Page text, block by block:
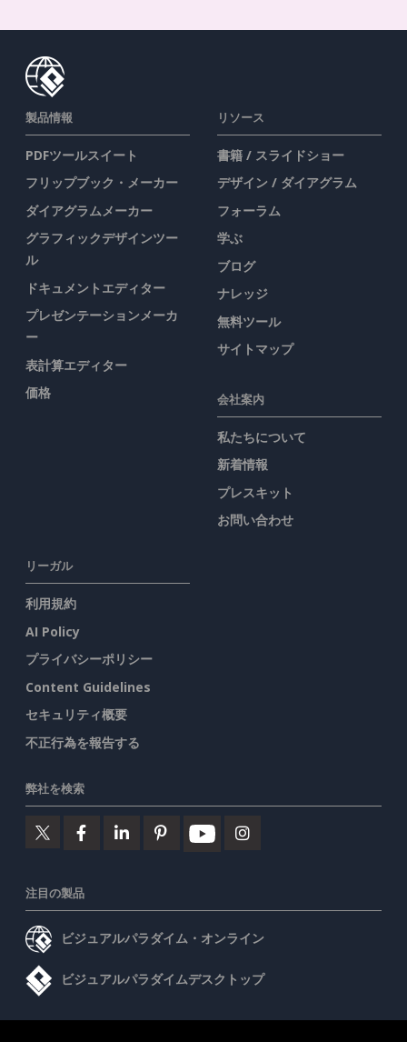
製品情報
PDFツールスイート
フリップブック・メーカー
ダイアグラムメーカー
グラフィックデザインツー
ル
ドキュメントエディター
プレゼンテーションメーカ
ー
表計算エディター
価格
リソース
書籍 / スライドショー
デザイン / ダイアグラム
フォーラム
学ぶ
ブログ
ナレッジ
無料ツール
サイトマップ
会社案内
私たちについて
新着情報
プレスキット
お問い合わせ
リーガル
利用規約
AI Policy
プライバシーポリシー
Content Guidelines
セキュリティ概要
不正行為を報告する
弊社を検索
注目の製品
ビジュアルパラダイム・オンライン
ビジュアルパラダイムデスクトップ